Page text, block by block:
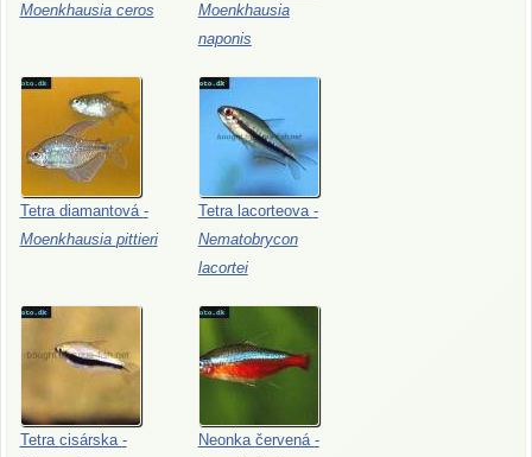
Moenkhausia ceros
Moenkhausia
naponis
Tetra diamantová -
Moenkhausia pittieri
Tetra lacorteova -
Nematobrycon
lacortei
Tetra cisárska -
Neonka červená -